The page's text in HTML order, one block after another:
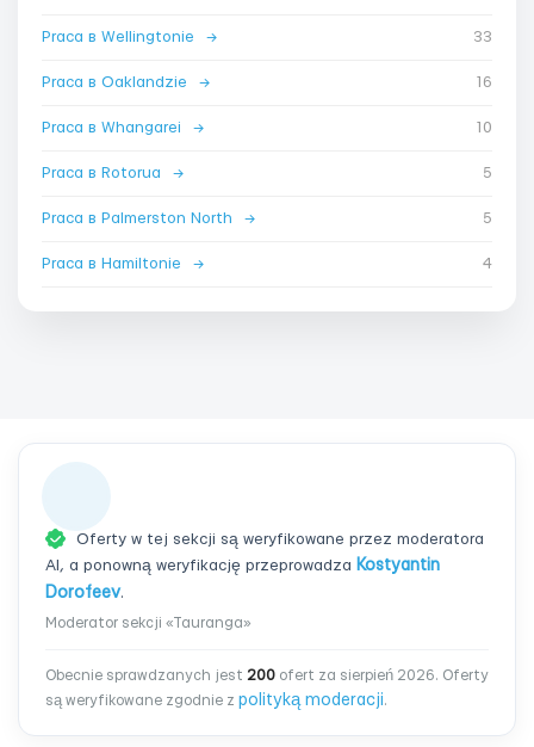
Praca в Wellingtonie → 33
Praca в Oaklandzie → 16
Praca в Whangarei → 10
Praca в Rotorua → 5
Praca в Palmerston North → 5
Praca в Hamiltonie → 4
Oferty w tej sekcji są weryfikowane przez moderatora
AI, a ponowną weryfikację przeprowadza Kostyantin
Dorofeev.
Moderator sekcji «Tauranga»
Obecnie sprawdzanych jest 200 ofert za sierpień 2026. Oferty
są weryfikowane zgodnie z polityką moderacji.